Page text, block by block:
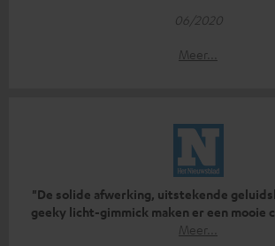
06/2020
Meer...
"De solide afwerking, uitstekende
geeky licht-gimmick maken er een mooie
Meer...